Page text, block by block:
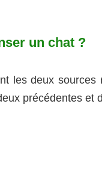
un chat ?
les deux
précédentes et